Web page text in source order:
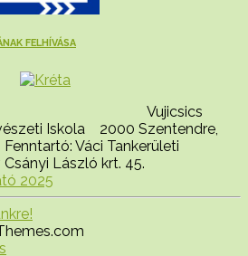
FELHÍVÁSA
Vujicsics
Iskola 2000 Szentendre,
Váci Tankerületi
László krt. 45.
2025